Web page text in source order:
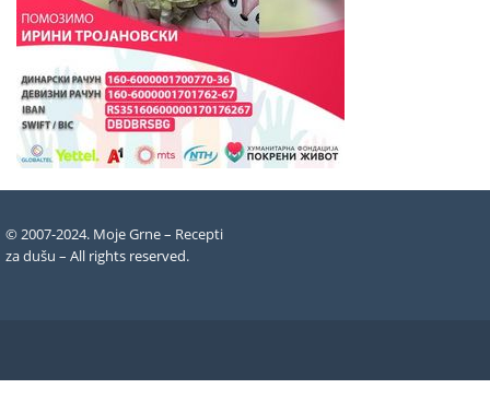
© 2007-2024. Moje Grne – Recepti
za dušu – All rights reserved.